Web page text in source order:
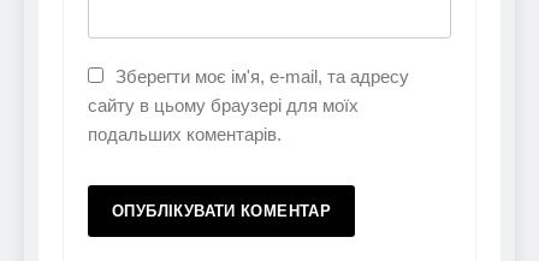
Зберегти моє ім'я, e-mail, та адресу
сайту в цьому браузері для моїх
подальших коментарів.